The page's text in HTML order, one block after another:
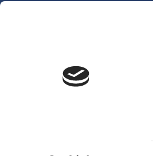
Eventi e Formazione
Studi e Statistiche